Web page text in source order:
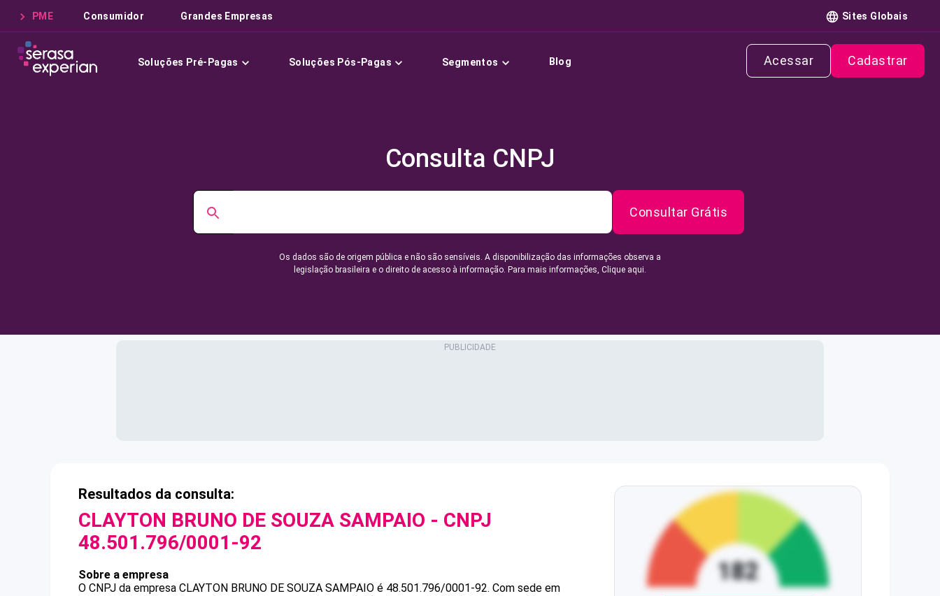
PME Consumidor Grandes Empresas Sites Globais
Soluções Pré-Pagas Soluções Pós-Pagas Segmentos Blog Acessar Cadastrar
Consulta CNPJ
Consultar Grátis
Os dados são de origem pública e não são sensíveis. A disponibilização das informações observa a
legislação brasileira e o direito de acesso à informação. Para mais informações, Clique aqui.
Resultados da consulta:
CLAYTON BRUNO DE SOUZA SAMPAIO - CNPJ
48.501.796/0001-92
Sobre a empresa
O CNPJ da empresa CLAYTON BRUNO DE SOUZA SAMPAIO é 48.501.796/0001-92. Com sede em